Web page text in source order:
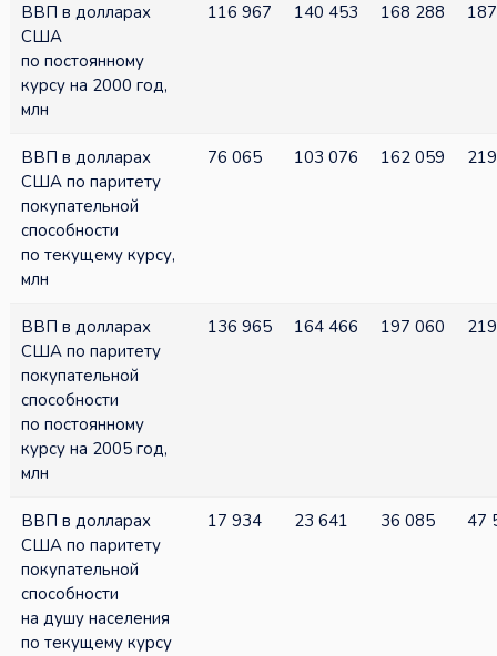
ВВП в долларах
США
по постоянному
курсу на 2000 год,
млн
116 967 140 453 168 288
ВВП в долларах
США по паритету
покупательной
способности
по текущему курсу,
млн
76 065 103 076 162 059
ВВП в долларах
США по паритету
покупательной
способности
по постоянному
курсу на 2005 год,
млн
136 965 164 466 197 060
ВВП в долларах
США по паритету
покупательной
способности
на душу населения
по текущему курсу
17 934 23 641 36 085 47